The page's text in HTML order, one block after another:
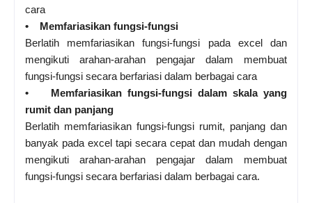
cara
• Memfariasikan fungsi-fungsi
Berlatih memfariasikan fungsi-fungsi pada excel dan
mengikuti arahan-arahan pengajar dalam membuat
fungsi-fungsi secara berfariasi dalam berbagai cara
• Memfariasikan fungsi-fungsi dalam skala yang
rumit dan panjang
Berlatih memfariasikan fungsi-fungsi rumit, panjang dan
banyak pada excel tapi secara cepat dan mudah dengan
mengikuti arahan-arahan pengajar dalam membuat
fungsi-fungsi secara berfariasi dalam berbagai cara.